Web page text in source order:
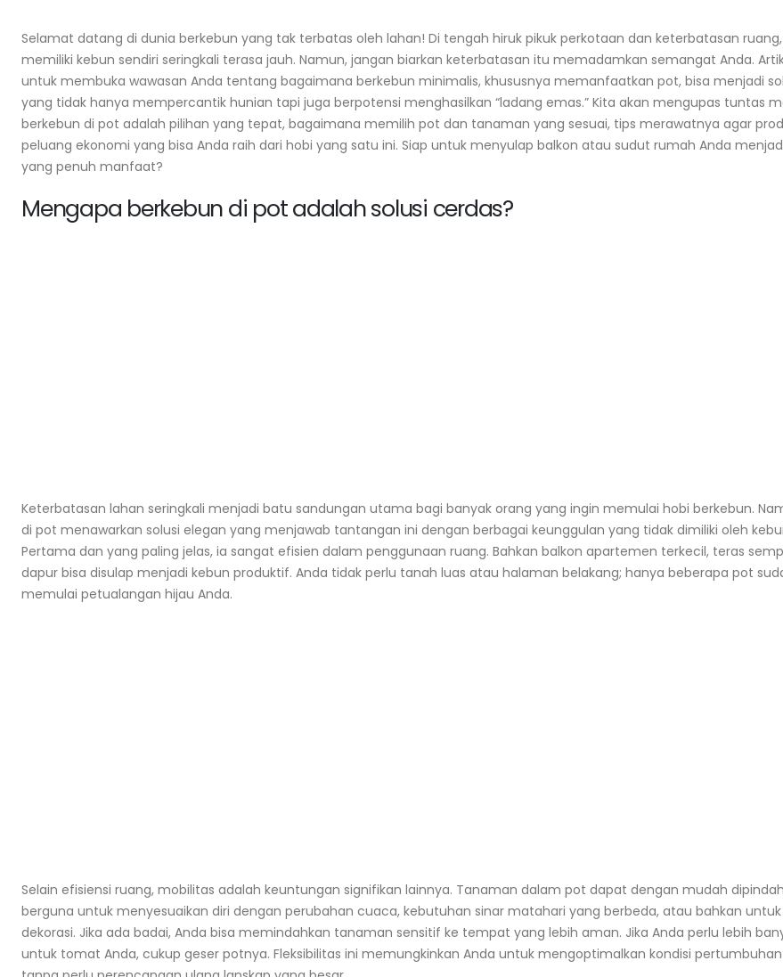
Selamat datang di dunia berkebun yang tak terbatas oleh lahan! Di tengah hiruk pikuk perkotaan dan keterbatasan
memiliki kebun sendiri seringkali terasa jauh. Namun, jangan biarkan keterbatasan itu memadamkan semangat Anda.
untuk membuka wawasan Anda tentang bagaimana berkebun minimalis, khususnya memanfaatkan pot, bisa menjadi
yang tidak hanya mempercantik hunian tapi juga berpotensi menghasilkan “ladang emas.” Kita akan mengupas tuntas
berkebun di pot adalah pilihan yang tepat, bagaimana memilih pot dan tanaman yang sesuai, tips merawatnya agar
peluang ekonomi yang bisa Anda raih dari hobi yang satu ini. Siap untuk menyulap balkon atau sudut rumah Anda
yang penuh manfaat?
Mengapa berkebun di pot adalah solusi cerdas?
Keterbatasan lahan seringkali menjadi batu sandungan utama bagi banyak orang yang ingin memulai hobi berkebun.
di pot menawarkan solusi elegan yang menjawab tantangan ini dengan berbagai keunggulan yang tidak dimiliki oleh
Pertama dan yang paling jelas, ia sangat efisien dalam penggunaan ruang. Bahkan balkon apartemen terkecil, teras
dapur bisa disulap menjadi kebun produktif. Anda tidak perlu tanah luas atau halaman belakang; hanya beberapa pot
memulai petualangan hijau Anda.
Selain efisiensi ruang, mobilitas adalah keuntungan signifikan lainnya. Tanaman dalam pot dapat dengan mudah
berguna untuk menyesuaikan diri dengan perubahan cuaca, kebutuhan sinar matahari yang berbeda, atau bahkan
dekorasi. Jika ada badai, Anda bisa memindahkan tanaman sensitif ke tempat yang lebih aman. Jika Anda perlu lebih
untuk tomat Anda, cukup geser potnya. Fleksibilitas ini memungkinkan Anda untuk mengoptimalkan kondisi
August 3, 2026
Drainase Kebun Menurun: Cara Buat
Agar Air Tidak Genang
July 31, 2026
July 27, 2026
Ulat Grayak pada Sayur: Identifikasi
dan Kontrol Organik
July 24, 2026
August 3, 2026
Drainase Kebun
Agar Air Tidak
July 31, 2026